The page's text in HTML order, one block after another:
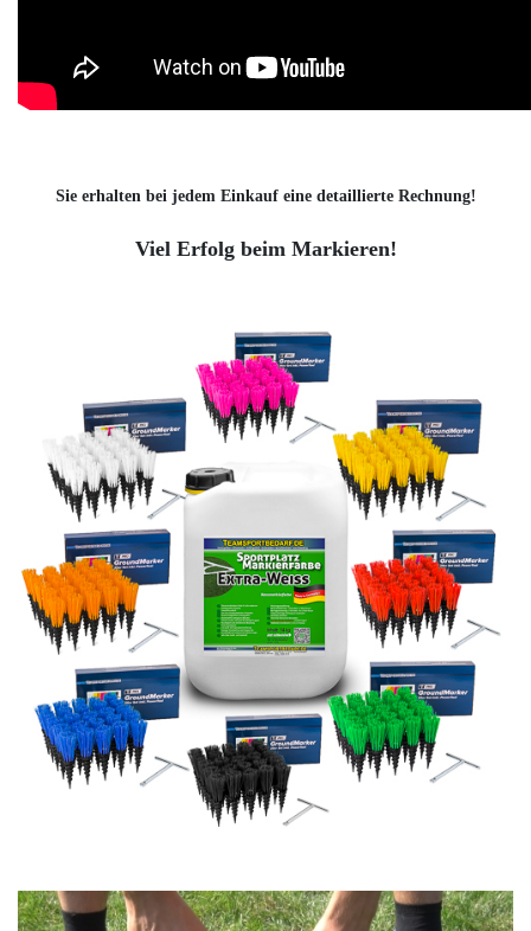
Sie erhalten bei jedem Einkauf eine detaillierte Rechnung!
Viel Erfolg beim Markieren!